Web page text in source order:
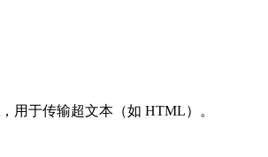
，用于传输超文本（如 HTML）。